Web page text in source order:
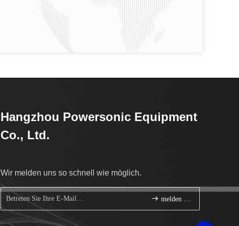
Hangzhou Powersonic Equipment
Co., Ltd.
Wir melden uns so schnell wie möglich.
melden Sie sich an